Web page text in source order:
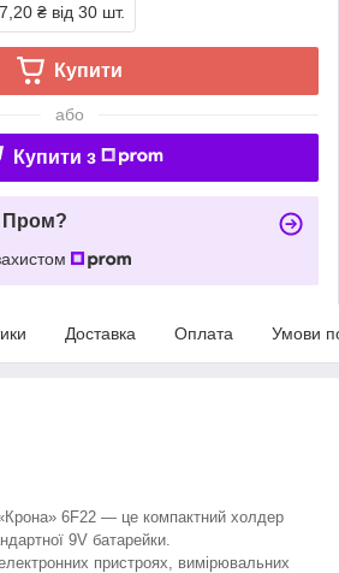
₴ від 30 шт.
Купити
або
Купити з
Пром?
Доставка Оплата Умови
6F22 — це компактний холдер
9V батарейки.
пристроях, вимірювальних